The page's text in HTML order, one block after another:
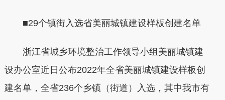
■29个镇街入选省美丽城镇建设样板创建名单
浙江省城乡环境整治工作领导小组美丽城镇建
设办公室近日公布2022年全省美丽城镇建设样板创
建名单，全省236个乡镇（街道）入选，其中我市有